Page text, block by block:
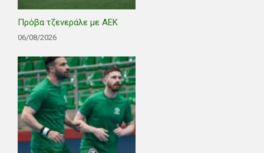
Πρόβα τζενεράλε με ΑΕΚ
06/08/2026